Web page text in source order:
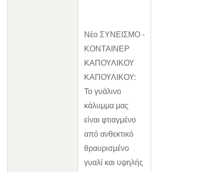
Νέο ΣΥΝΕΙΣΜΟ -
ΚΟΝΤΑΙΝΕΡ
ΚΑΠΟΥΛΙΚΟΥ
ΚΑΠΟΥΛΙΚΟΥ:
Το γυάλινο
κάλυμμα μας
είναι φτιαγμένο
από ανθεκτικό
θραυρισμένο
γυαλί και υψηλής